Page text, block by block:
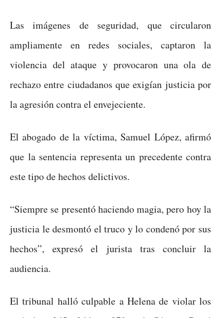
Las imágenes de seguridad, que circularon
ampliamente en redes sociales, captaron la
violencia del ataque y provocaron una ola de
rechazo entre ciudadanos que exigían justicia por
la agresión contra el envejeciente.
El abogado de la víctima, Samuel López, afirmó
que la sentencia representa un precedente contra
este tipo de hechos delictivos.
“Siempre se presentó haciendo magia, pero hoy la
justicia le desmontó el truco y lo condenó por sus
hechos”, expresó el jurista tras concluir la
audiencia.
El tribunal halló culpable a Helena de violar los